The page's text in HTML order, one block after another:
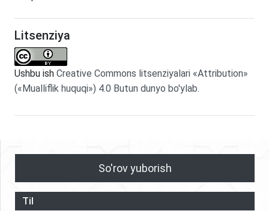
Litsenziya
Ushbu ish Creative Commons litsenziyalari «Attribution»
(«Mualliflik huquqi») 4.0 Butun dunyo bo'ylab.
So'rov yuborish
Til